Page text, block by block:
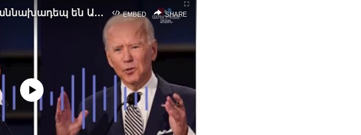
EMBED SHARE
«Այս ընտրություններն աննախադեպ են ԱՄՆ պատմության ընթացքում»․ Ալան Լիխտման
source currently available